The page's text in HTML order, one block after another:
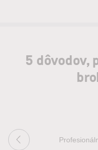
5 dôvodov,